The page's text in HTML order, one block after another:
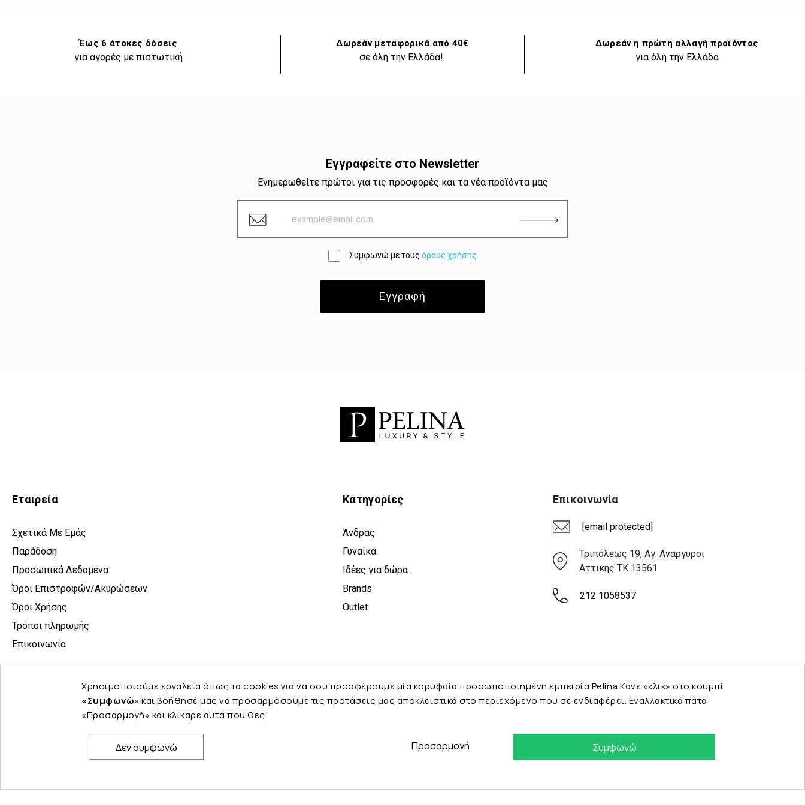
Έως 6 άτοκες δόσεις
για αγορές με πιστωτική
Δωρεάν μεταφορικά από 40€
σε όλη την Ελλάδα!
Δωρεάν η πρώτη αλλαγή προϊόντος
για όλη την Ελλάδα
Εγγραφείτε στο Newsletter
Ενημερωθείτε πρώτοι για τις προσφορές και τα νέα προϊόντα μας
Συμφωνώ με τους όρους χρήσης
Εγγραφή
Εταιρεία
Σχετικά Με Εμάς
Παράδοση
Προσωπικά Δεδομένα
Όροι Επιστροφών/Ακυρώσεων
Όροι Χρήσης
Τρόποι πληρωμής
Επικοινωνία
Κατηγορίες
Άνδρας
Γυναίκα
Ιδέες για δώρα
Brands
Outlet
Επικοινωνία
[email protected]
Τριπόλεως 19, Αγ. Αναργυροι
Αττικης ΤΚ 13561
212 1058537
Χρησιμοποιούμε εργαλεία όπως τα cookies για να σου προσφέρουμε μία κορυφαία προσωποποιημένη εμπειρία Pelina.Κάνε «κλικ» στο κουμπί
«Συμφωνώ» και βοήθησέ μας να προσαρμόσουμε τις προτάσεις μας αποκλειστικά στο περιεχόμενο που σε ενδιαφέρει. Εναλλακτικά πάτα
«Προσαρμογή» και κλίκαρε αυτά που θες!
Συμφωνώ
Δεν συμφωνώ Προσαρμογή